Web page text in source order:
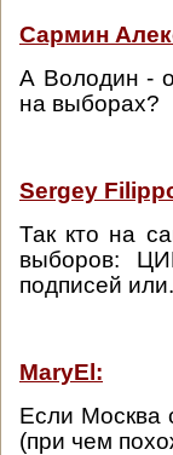
Сармин
А Володин -
на выборах?
Sergey
Так кто на
выборов:
подписей
MaryEl:
Если Москва
(при чем